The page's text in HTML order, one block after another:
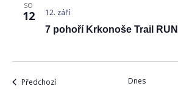
SO
12
12. září
7 pohoří Krkonoše Trail RUN
PředchozíAkce Dnes